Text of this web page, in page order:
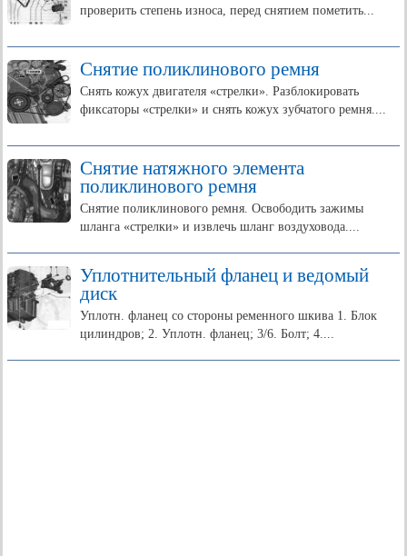
проверить степень износа, перед снятием пометить...
Снятие поликлинового ремня
Снять кожух двигателя «стрелки». Разблокировать
фиксаторы «стрелки» и снять кожух зубчатого ремня....
Снятие натяжного элемента
поликлинового ремня
Снятие поликлинового ремня. Освободить зажимы
шланга «стрелки» и извлечь шланг воздуховода....
Уплотнительный фланец и ведомый
диск
Уплотн. фланец со стороны ременного шкива 1. Блок
цилиндров; 2. Уплотн. фланец; 3/6. Болт; 4....